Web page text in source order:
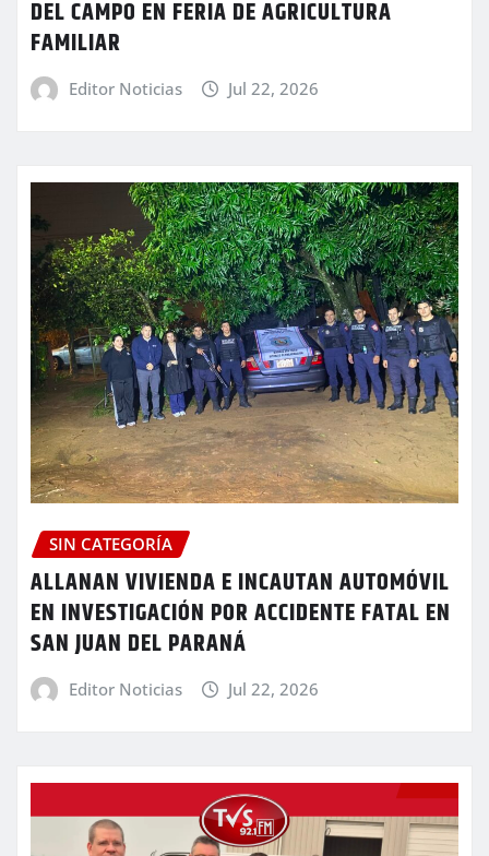
DEL CAMPO EN FERIA DE AGRICULTURA
FAMILIAR
Editor Noticias Jul 22, 2026
SIN CATEGORÍA
ALLANAN VIVIENDA E INCAUTAN AUTOMÓVIL
EN INVESTIGACIÓN POR ACCIDENTE FATAL EN
SAN JUAN DEL PARANÁ
Editor Noticias Jul 22, 2026